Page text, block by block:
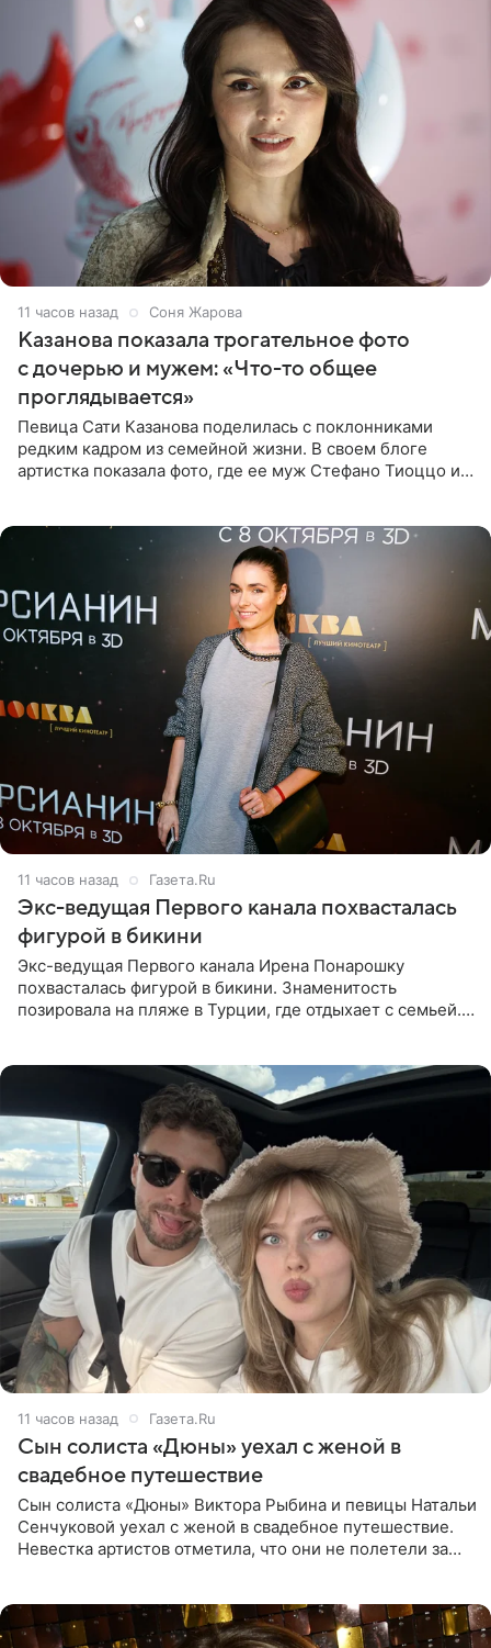
11 часов назад Соня Жарова
Казанова показала трогательное фото
с дочерью и мужем: «Что-то общее
проглядывается»
Певица Сати Казанова поделилась с поклонниками
редким кадром из семейной жизни. В своем блоге
артистка показала фото, где ее муж Стефано Тиоццо и
11 часов назад Газета.Ru
Экс-ведущая Первого канала похвасталась
фигурой в бикини
Экс-ведущая Первого канала Ирена Понарошку
похвасталась фигурой в бикини. Знаменитость
позировала на пляже в Турции, где отдыхает с семьей.
11 часов назад Газета.Ru
Сын солиста «Дюны» уехал с женой в
свадебное путешествие
Сын солиста «Дюны» Виктора Рыбина и певицы Натальи
Сенчуковой уехал с женой в свадебное путешествие.
Невестка артистов отметила, что они не полетели за